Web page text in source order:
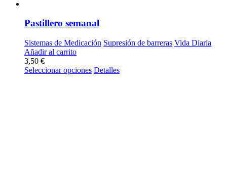
Pastillero semanal
Sistemas de Medicación Supresión de barreras Vida Diaria
Añadir al carrito
3,50 €
Seleccionar opciones Este
Detalles